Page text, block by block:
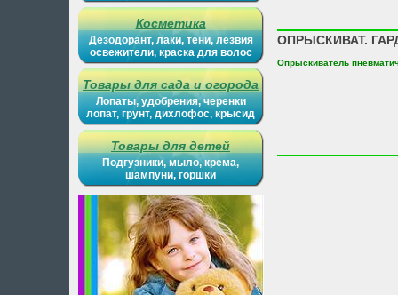
Косметика
Дезодорант, лаки, тени, лезвия
освежители, краска для волос
Товары для сада и огорода
Лопаты, удобрения, черенки
лопат, грунт, дихлофос, крысид
Товары для детей
Подгузники, мыло, крема,
шампуни, горшки
ОПРЫСКИВАТ.
Опрыскиватель